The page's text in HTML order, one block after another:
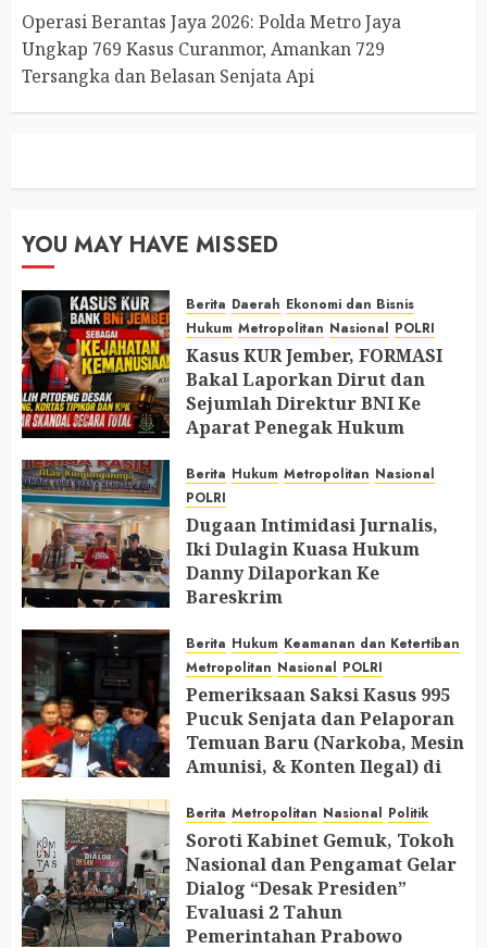
Operasi Berantas Jaya 2026: Polda Metro Jaya
Ungkap 769 Kasus Curanmor, Amankan 729
Tersangka dan Belasan Senjata Api
YOU MAY HAVE MISSED
Berita Daerah Ekonomi dan Bisnis
Hukum Metropolitan Nasional POLRI
Kasus KUR Jember, FORMASI
Bakal Laporkan Dirut dan
Sejumlah Direktur BNI Ke
Aparat Penegak Hukum
Berita Hukum Metropolitan Nasional
POLRI
Dugaan Intimidasi Jurnalis,
Iki Dulagin Kuasa Hukum
Danny Dilaporkan Ke
Bareskrim
Berita Hukum Keamanan dan Ketertiban
Metropolitan Nasional POLRI
Pemeriksaan Saksi Kasus 995
Pucuk Senjata dan Pelaporan
Temuan Baru (Narkoba, Mesin
Amunisi, & Konten Ilegal) di
AUGUST 6, 2026 0
Berita Metropolitan Nasional Politik
Soroti Kabinet Gemuk, Tokoh
Nasional dan Pengamat Gelar
Dialog “Desak Presiden”
Evaluasi 2 Tahun
Pemerintahan Prabowo